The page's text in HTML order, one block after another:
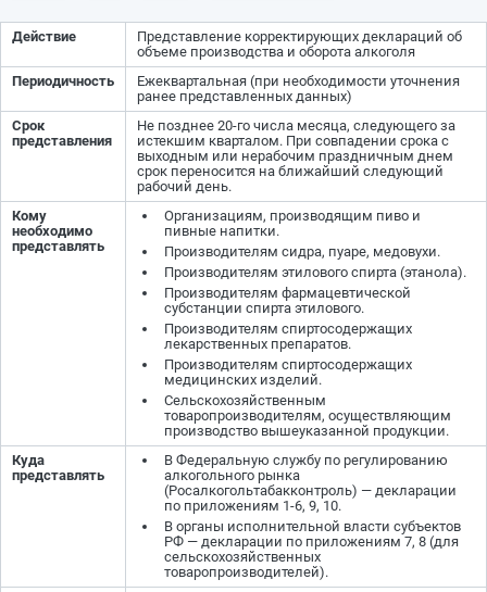
Действие
Представление корректирующих деклараций об
объеме производства и оборота алкоголя
Периодичность
Ежеквартальная (при необходимости уточнения
ранее представленных данных)
Срок
представления
Не позднее 20-го числа месяца, следующего за
истекшим кварталом. При совпадении срока с
выходным или нерабочим праздничным днем
срок переносится на ближайший следующий
рабочий день.
Кому
необходимо
представлять
Организациям, производящим пиво и
пивные напитки.
Производителям сидра, пуаре, медовухи.
Производителям этилового спирта (этанола).
Производителям фармацевтической
субстанции спирта этилового.
Производителям спиртосодержащих
лекарственных препаратов.
Производителям спиртосодержащих
медицинских изделий.
Сельскохозяйственным
товаропроизводителям, осуществляющим
производство вышеуказанной продукции.
Куда
представлять
В Федеральную службу по регулированию
алкогольного рынка
(Росалкогольтабакконтроль) — декларации
по приложениям 1-6, 9, 10.
В органы исполнительной власти субъектов
РФ — декларации по приложениям 7, 8 (для
сельскохозяйственных
товаропроизводителей).